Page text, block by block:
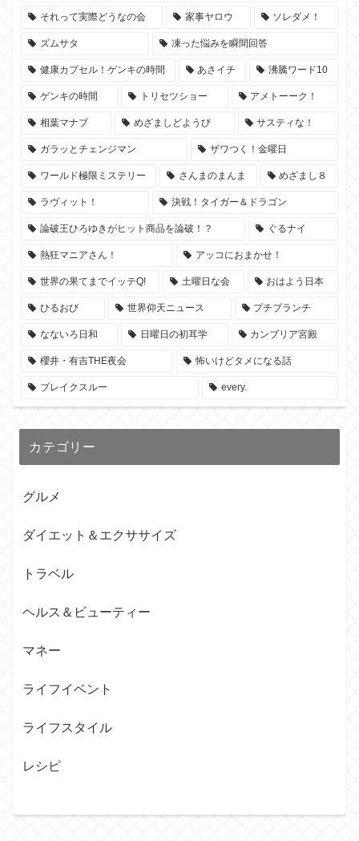
それって実際どうなの会 家事ヤロウ ソレダメ！
ズムサタ 凍った悩みを瞬間回答
健康カプセル！ゲンキの時間 あさイチ 沸騰ワード10
ゲンキの時間 トリセツショー アメトーーク！
相葉マナブ めざましどようび サスティな！
ガラッとチェンジマン ザワつく！金曜日
ワールド極限ミステリー さんまのまんま めざまし８
ラヴィット！ 決戦！タイガー＆ドラゴン
論破王ひろゆきがヒット商品を論破！？ ぐるナイ
熱狂マニアさん！ アッコにおまかせ！
世界の果てまでイッテQ! 土曜日な会 おはよう日本
ひるおび 世界仰天ニュース プチブランチ
なないろ日和 日曜日の初耳学 カンブリア宮殿
櫻井・有吉THE夜会 怖いけどタメになる話
ブレイクスルー every.
カテゴリー
グルメ
ダイエット＆エクササイズ
トラベル
ヘルス＆ビューティー
マネー
ライフイベント
ライフスタイル
レシピ